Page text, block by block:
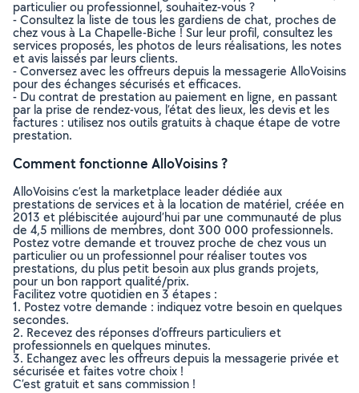
particulier ou professionnel, souhaitez-vous ?
- Consultez la liste de tous les gardiens de chat, proches de
chez vous à La Chapelle-Biche ! Sur leur profil, consultez les
services proposés, les photos de leurs réalisations, les notes
et avis laissés par leurs clients.
- Conversez avec les offreurs depuis la messagerie AlloVoisins
pour des échanges sécurisés et efficaces.
- Du contrat de prestation au paiement en ligne, en passant
par la prise de rendez-vous, l’état des lieux, les devis et les
factures : utilisez nos outils gratuits à chaque étape de votre
prestation.
Comment fonctionne AlloVoisins ?
AlloVoisins c’est la marketplace leader dédiée aux
prestations de services et à la location de matériel, créée en
2013 et plébiscitée aujourd’hui par une communauté de plus
de 4,5 millions de membres, dont 300 000 professionnels.
Postez votre demande et trouvez proche de chez vous un
particulier ou un professionnel pour réaliser toutes vos
prestations, du plus petit besoin aux plus grands projets,
pour un bon rapport qualité/prix.
Facilitez votre quotidien en 3 étapes :
1. Postez votre demande : indiquez votre besoin en quelques
secondes.
2. Recevez des réponses d’offreurs particuliers et
professionnels en quelques minutes.
3. Echangez avec les offreurs depuis la messagerie privée et
sécurisée et faites votre choix !
C’est gratuit et sans commission !